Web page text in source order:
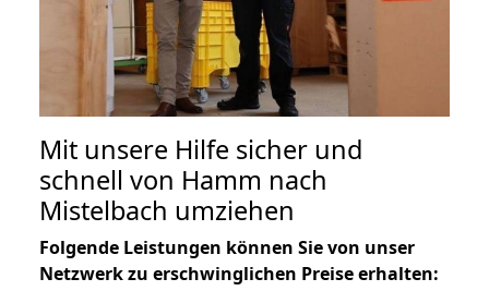
Mit unsere Hilfe sicher und
schnell von Hamm nach
Mistelbach umziehen
Folgende Leistungen können Sie von unser
Netzwerk zu erschwinglichen Preise erhalten: